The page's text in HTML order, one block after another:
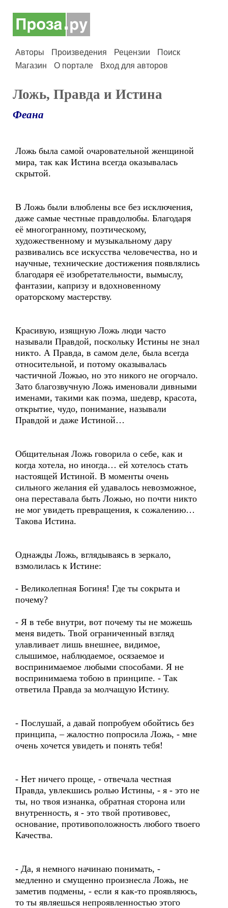
Авторы Произведения Рецензии
Поиск
Магазин
О портале Вход для авторов
Ложь, Правда и Истина
Феана
Ложь была самой очаровательной женщиной
мира, так как Истина всегда оказывалась
скрытой.
В Ложь были влюблены все без исключения,
даже самые честные правдолюбы. Благодаря
её многогранному, поэтическому,
художественному и музыкальному дару
развивались все искусства человечества, но и
научные, технические достижения появлялись
благодаря её изобретательности, вымыслу,
фантазии, капризу и вдохновенному
ораторскому мастерству.
Красивую, изящную Ложь люди часто
называли Правдой, поскольку Истины не знал
никто. А Правда, в самом деле, была всегда
относительной, и потому оказывалась
частичной Ложью, но это никого не огорчало.
Зато благозвучную Ложь именовали дивными
именами, такими как поэма, шедевр, красота,
открытие, чудо, понимание, называли
Правдой и даже Истиной…
Общительная Ложь говорила о себе, как и
когда хотела, но иногда… ей хотелось стать
настоящей Истиной. В моменты очень
сильного желания ей удавалось невозможное,
она переставала быть Ложью, но почти никто
не мог увидеть превращения, к сожалению…
Такова Истина.
Однажды Ложь, вглядываясь в зеркало,
взмолилась к Истине:
- Великолепная Богиня! Где ты сокрыта и
почему?
- Я в тебе внутри, вот почему ты не можешь
меня видеть. Твой ограниченный взгляд
улавливает лишь внешнее, видимое,
слышимое, наблюдаемое, осязаемое и
воспринимаемое любыми способами. Я не
воспринимаема тобою в принципе. - Так
ответила Правда за молчащую Истину.
- Послушай, а давай попробуем обойтись без
принципа, – жалостно попросила Ложь, - мне
очень хочется увидеть и понять тебя!
- Нет ничего проще, - отвечала честная
Правда, увлекшись ролью Истины, - я - это не
ты, но твоя изнанка, обратная сторона или
внутренность, я - это твой противовес,
основание, противоположность любого твоего
Качества.
- Да, я немного начинаю понимать, -
медленно и смущенно произнесла Ложь, не
заметив подмены, - если я как-то проявляюсь,
то ты являешься непроявленностью этого